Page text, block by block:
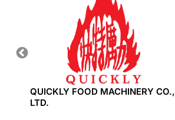
QUICKLY FOOD MACHINERY CO.,
LTD.